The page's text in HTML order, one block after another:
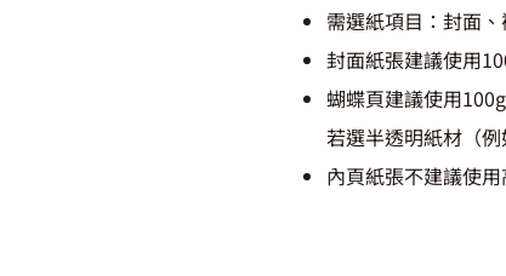
需選紙項目：封面
封面紙張建議使用
蝴蝶頁建議使用
若選半透明紙材（
內頁紙張不建議使